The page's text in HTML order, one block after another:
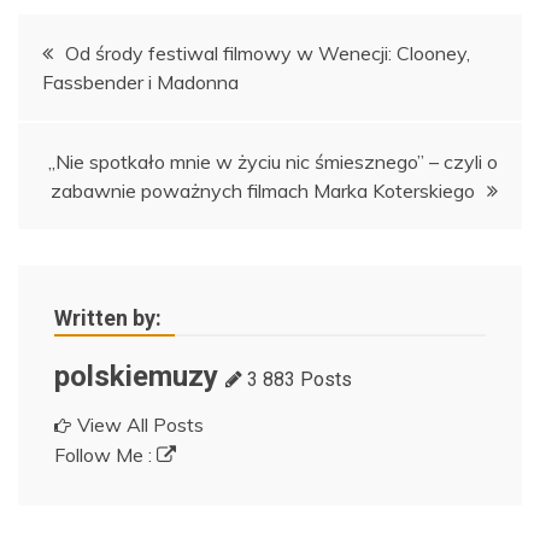
Nawigacja
wpisu
Od środy festiwal filmowy w Wenecji: Clooney,
Fassbender i Madonna
„Nie spotkało mnie w życiu nic śmiesznego” – czyli o
zabawnie poważnych filmach Marka Koterskiego
Written by:
polskiemuzy 3 883 Posts
View All Posts
Follow Me :